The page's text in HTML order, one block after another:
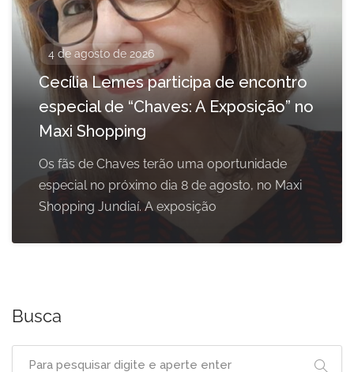
4 de agosto de 2026
Cecília Lemes participa de encontro
especial de “Chaves: A Exposição” no
Maxi Shopping
Os fãs de Chaves terão uma oportunidade
especial no próximo dia 8 de agosto, no Maxi
Shopping Jundiaí. A exposição
Busca